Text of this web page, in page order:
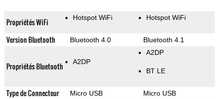
Propriétés WiFi Hotspot WiFi Hotspot WiFi
Version Bluetooth Bluetooth 4.0 Bluetooth 4.1
Propriétés Bluetooth A2DP
A2DP
BT LE
Type de Connecteur Micro USB Micro USB